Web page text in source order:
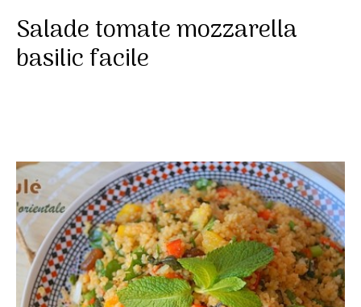
Salade tomate mozzarella
basilic facile